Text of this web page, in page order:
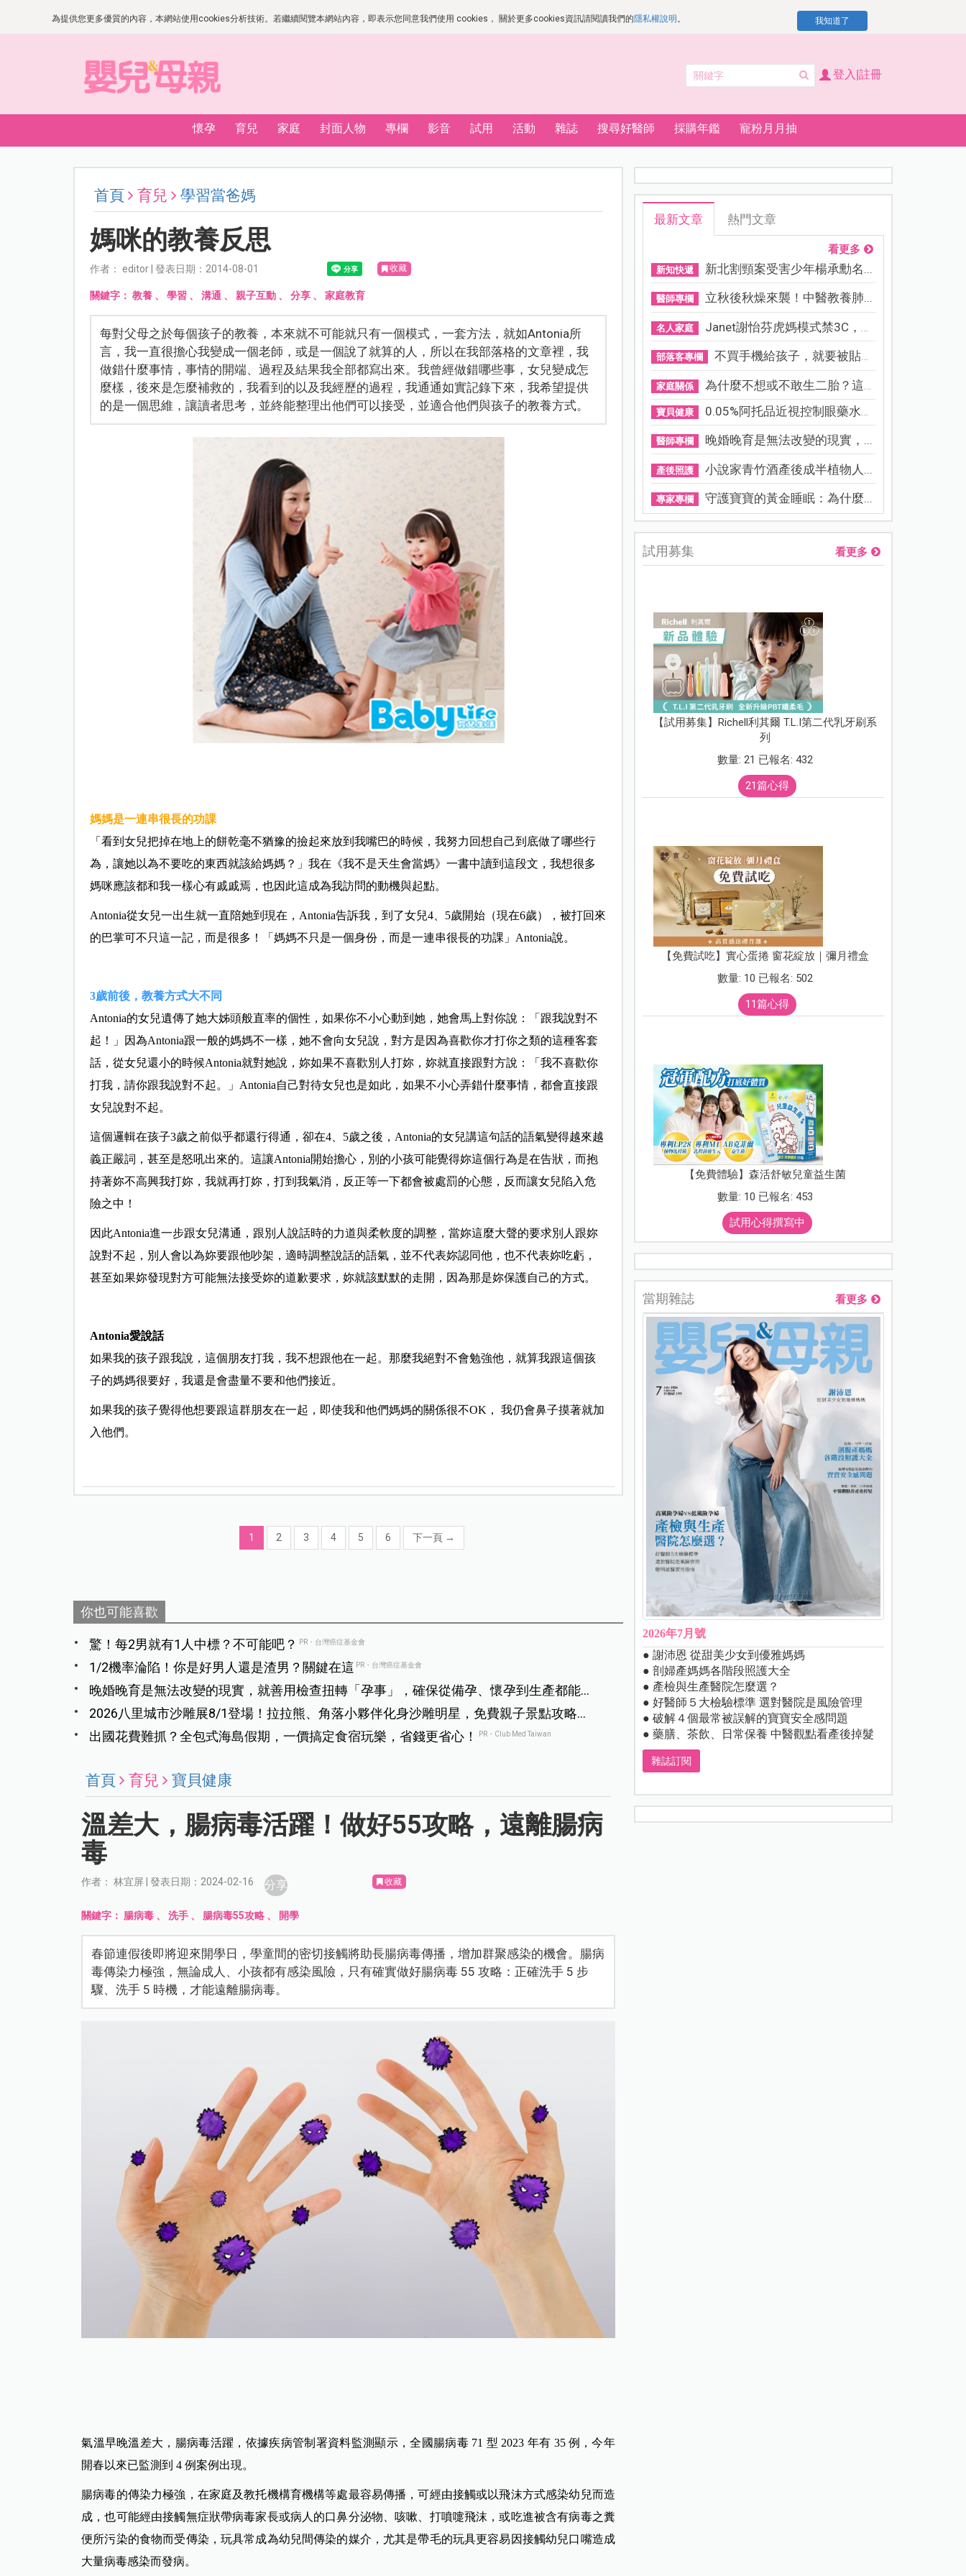
為提供您更多優質的內容，本網站使用cookies分析技術。若繼續閱覽本網站內容，即表示您同意我們使用 cookies， 關於更多cookies資訊請閱讀我們的隱私權說明 。 我知道了
登入|註冊
懷孕 育兒 家庭 封面人物 專欄 影音 試用 活動 雜誌 搜尋好醫師 採購年鑑 寵粉月月抽
首頁 育兒 學習當爸媽
媽咪的教養反思
作者： editor | 發表日期：2014-08-01 收藏
關鍵字： 教養、 學習 、 溝通 、 親子互動、 分享、 家庭教育
每對父母之於每個孩子的教養，本來就不可能就只有一個模式，一套方法，就如Antonia所
言，我一直很擔心我變成一個老師，或是一個說了就算的人，所以在我部落格的文章裡，我
做錯什麼事情，事情的開端、過程及結果我全部都寫出來。我曾經做錯哪些事，女兒變成怎
麼樣，後來是怎麼補救的，我看到的以及我經歷的過程，我通通如實記錄下來，我希望提供
的是一個思維，讓讀者思考，並終能整理出他們可以接受，並適合他們與孩子的教養方式。
媽媽是一連串很長的功課
「看到女兒把掉在地上的餅乾毫不猶豫的撿起來放到我嘴巴的時候，我努力回想自己到底做了哪些行
為，讓她以為不要吃的東西就該給媽媽？」我在《我不是天生會當媽》一書中讀到這段文，我想很多
媽咪應該都和我一樣心有戚戚焉，也因此這成為我訪問的動機與起點。
Antonia從女兒一出生就一直陪她到現在，Antonia告訴我，到了女兒4、5歲開始（現在6歲），被打回來
的巴掌可不只這一記，而是很多！「媽媽不只是一個身份，而是一連串很長的功課」Antonia說。
3歲前後，教養方式大不同
Antonia的女兒遺傳了她大姊頭般直率的個性，如果你不小心動到她，她會馬上對你說：「跟我說對不
起！」因為Antonia跟一般的媽媽不一樣，她不會向女兒說，對方是因為喜歡你才打你之類的這種客套
話，從女兒還小的時候Antonia就對她說，妳如果不喜歡別人打妳，妳就直接跟對方說：「我不喜歡你
打我，請你跟我說對不起。」Antonia自己對待女兒也是如此，如果不小心弄錯什麼事情，都會直接跟
女兒說對不起。
這個邏輯在孩子3歲之前似乎都還行得通，卻在4、5歲之後，Antonia的女兒講這句話的語氣變得越來越
義正嚴詞，甚至是怒吼出來的。這讓Antonia開始擔心，別的小孩可能覺得妳這個行為是在告狀，而抱
持著妳不高興我打妳，我就再打妳，打到我氣消，反正等一下都會被處罰的心態，反而讓女兒陷入危
險之中！
因此Antonia進一步跟女兒溝通，跟別人說話時的力道與柔軟度的調整，當妳這麼大聲的要求別人跟妳
說對不起，別人會以為妳要跟他吵架，適時調整說話的語氣，並不代表妳認同他，也不代表妳吃虧，
甚至如果妳發現對方可能無法接受妳的道歉要求，妳就該默默的走開，因為那是妳保護自己的方式。
Antonia愛說話
如果我的孩子跟我說，這個朋友打我，我不想跟他在一起。那麼我絕對不會勉強他，就算我跟這個孩
子的媽媽很要好，我還是會盡量不要和他們接近。
如果我的孩子覺得他想要跟這群朋友在一起，即使我和他們媽媽的關係很不OK， 我仍會鼻子摸著就加
入他們。
1 2 3 4 5 6 下一頁 →
你也可能喜歡
驚！每2男就有1人中標？不可能吧？ PR・台灣癌症基金會
1/2機率淪陷！你是好男人還是渣男？關鍵在這 PR・台灣癌症基金會
晚婚晚育是無法改變的現實，就善用檢查扭轉「孕事」，確保從備孕、懷孕到生產都能順
利前行
2026八里城市沙雕展8/1登場！拉拉熊、角落小夥伴化身沙雕明星，免費親子景點攻略一
次看
出國花費難抓？全包式海島假期，一價搞定食宿玩樂，省錢更省心！ PR・Club Med Taiwan
首頁 育兒 寶貝健康
溫差大，腸病毒活躍！做好55攻略，遠離腸病
毒
作者： 林宜屏 | 發表日期：2024-02-16 分享 收藏
關鍵字： 腸病毒 、洗手 、 腸病毒55攻略 、 開學
春節連假後即將迎來開學日，學童間的密切接觸將助長腸病毒傳播，增加群聚感染的機會。腸病
毒傳染力極強，無論成人、小孩都有感染風險，只有確實做好腸病毒 55 攻略：正確洗手 5 步
驟、洗手 5 時機，才能遠離腸病毒。
氣溫早晚溫差大，腸病毒活躍，依據疾病管制署資料監測顯示，全國腸病毒 71 型 2023 年有 35 例，今年
開春以來已監測到 4 例案例出現。
腸病毒的傳染力極強，在家庭及教托機構育機構等處最容易傳播，可經由接觸或以飛沫方式感染幼兒而造
成，也可能經由接觸無症狀帶病毒家長或病人的口鼻分泌物、咳嗽、打噴嚏飛沫，或吃進被含有病毒之糞
便所污染的食物而受傳染，玩具常成為幼兒間傳染的媒介，尤其是帶毛的玩具更容易因接觸幼兒口嘴造成
大量病毒感染而發病。
最新文章 熱門文章
看更多
新知快遞 新北割頸案受害少年楊承勳名...
醫師專欄 立秋後秋燥來襲！中醫教養肺...
名人家庭 Janet謝怡芬虎媽模式禁3C，看...
部落客專欄 不買手機給孩子，就要被貼「...
家庭關係 為什麼不想或不敢生二胎？這8...
寶貝健康 0.05%阿托品近視控制眼藥水納...
醫師專欄 晚婚晚育是無法改變的現實，...
產後照護 小說家青竹酒產後成半植物人...
專家專欄 守護寶寶的黃金睡眠：為什麼...
試用募集 看更多
【試用募集】Richell利其爾 T.L.I第二代乳牙刷系
列
數量: 21 已報名: 432
21篇心得
【免費試吃】實心蛋捲 窗花綻放｜彌月禮盒
數量: 10 已報名: 502
11篇心得
【免費體驗】森活舒敏兒童益生菌
數量: 10 已報名: 453
試用心得撰寫中
當期雜誌 看更多
2026年7月號
● 謝沛恩 從甜美少女到優雅媽媽
● 剖婦產媽媽各階段照護大全
● 產檢與生產醫院怎麼選？
● 好醫師５大檢驗標準 選對醫院是風險管理
● 破解４個最常被誤解的寶寶安全感問題
● 藥膳、茶飲、日常保養 中醫觀點看產後掉髮
雜誌訂閱